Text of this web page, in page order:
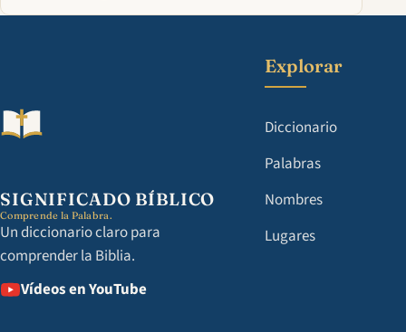
SIGNIFICADO BÍBLICO
Comprende la Palabra.
Un diccionario claro para
comprender la Biblia.
Vídeos en YouTube
Explorar
Diccionario
Palabras
Nombres
Lugares